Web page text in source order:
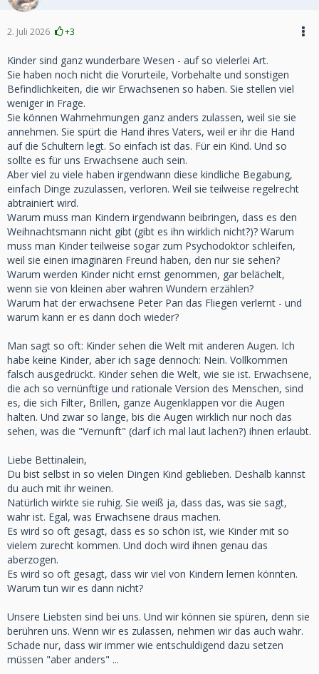
2. Juli 2026 +3
Kinder sind ganz wunderbare Wesen - auf so vielerlei Art.
Sie haben noch nicht die Vorurteile, Vorbehalte und sonstigen
Befindlichkeiten, die wir Erwachsenen so haben. Sie stellen viel
weniger in Frage.
Sie können Wahrnehmungen ganz anders zulassen, weil sie sie
annehmen. Sie spürt die Hand ihres Vaters, weil er ihr die Hand
auf die Schultern legt. So einfach ist das. Für ein Kind. Und so
sollte es für uns Erwachsene auch sein.
Aber viel zu viele haben irgendwann diese kindliche Begabung,
einfach Dinge zuzulassen, verloren. Weil sie teilweise regelrecht
abtrainiert wird.
Warum muss man Kindern irgendwann beibringen, dass es den
Weihnachtsmann nicht gibt (gibt es ihn wirklich nicht?)? Warum
muss man Kinder teilweise sogar zum Psychodoktor schleifen,
weil sie einen imaginären Freund haben, den nur sie sehen?
Warum werden Kinder nicht ernst genommen, gar belächelt,
wenn sie von kleinen aber wahren Wundern erzählen?
Warum hat der erwachsene Peter Pan das Fliegen verlernt - und
warum kann er es dann doch wieder?
Man sagt so oft: Kinder sehen die Welt mit anderen Augen. Ich
habe keine Kinder, aber ich sage dennoch: Nein. Vollkommen
falsch ausgedrückt. Kinder sehen die Welt, wie sie ist. Erwachsene,
die ach so vernünftige und rationale Version des Menschen, sind
es, die sich Filter, Brillen, ganze Augenklappen vor die Augen
halten. Und zwar so lange, bis die Augen wirklich nur noch das
sehen, was die "Vernunft" (darf ich mal laut lachen?) ihnen erlaubt.
Liebe Bettinalein,
Du bist selbst in so vielen Dingen Kind geblieben. Deshalb kannst
du auch mit ihr weinen.
Natürlich wirkte sie ruhig. Sie weiß ja, dass das, was sie sagt,
wahr ist. Egal, was Erwachsene draus machen.
Es wird so oft gesagt, dass es so schön ist, wie Kinder mit so
vielem zurecht kommen. Und doch wird ihnen genau das
aberzogen.
Es wird so oft gesagt, dass wir viel von Kindern lernen könnten.
Warum tun wir es dann nicht?
Unsere Liebsten sind bei uns. Und wir können sie spüren, denn sie
berühren uns. Wenn wir es zulassen, nehmen wir das auch wahr.
Schade nur, dass wir immer wie entschuldigend dazu setzen
müssen "aber anders" ...